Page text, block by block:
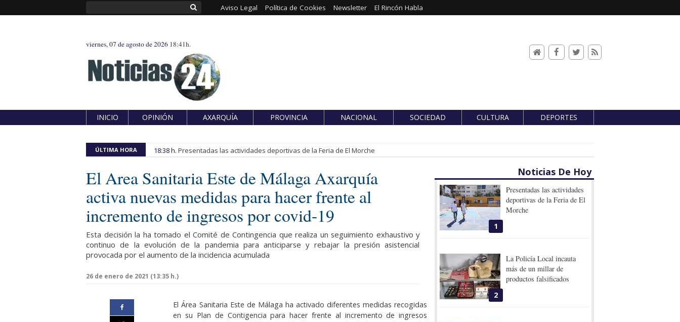
Aviso Legal Política de Cookies Newsletter El Rincón Habla
viernes, 07 de agosto de 2026 18:41h.
INICIO OPINIÓN AXARQUÍA PROVINCIA NACIONAL SOCIEDAD CULTURA DEPORTES
ÚLTIMA HORA 18:38 h. Presentadas las actividades deportivas de la Feria de El Morche
El Area Sanitaria Este de Málaga Axarquía
activa nuevas medidas para hacer frente al
incremento de ingresos por covid-19
Esta decisión la ha tomado el Comité de Contingencia que realiza un seguimiento exhaustivo y
continuo de la evolución de la pandemia para anticiparse y rebajar la presión asistencial
provocada por el aumento de la incidencia acumulada
26 de enero de 2021 (13:35 h.)
El Área Sanitaria Este de Málaga ha activado diferentes medidas recogidas
en su Plan de Contigencia para hacer frente al incremento de ingresos
Noticias De Hoy
1
Presentadas las actividades
deportivas de la Feria de El
Morche
2
La Policía Local incauta
más de un millar de
productos falsificados